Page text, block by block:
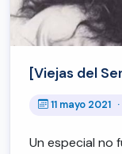
[Viejas del
11 mayo 2021 ·
Un especial no